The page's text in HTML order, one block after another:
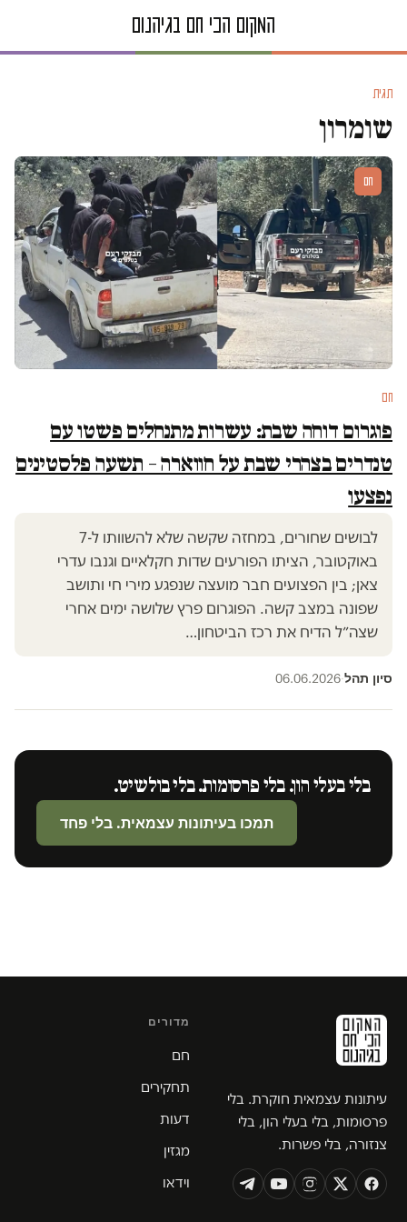
תגית
שומרון
חם
חם
פוגרום דוחה שבת: עשרות מתנחלים פשטו עם
טנדרים בצהרי שבת על חווארה – תשעה פלסטינים
נפצעו
לבושים שחורים, במחזה שקשה שלא להשוותו ל-7
באוקטובר, הציתו הפורעים שדות חקלאיים וגנבו עדרי
צאן; בין הפצועים חבר מועצה שנפגע מירי חי ותושב
שפונה במצב קשה. הפוגרום פרץ שלושה ימים אחרי
שצה״ל הדיח את רכז הביטחון…
סיון תהל·
06.06.2026
בלי בעלי הון. בלי פרסומות. בלי בולשיט.
תמכו בעיתונות עצמאית. בלי פחד
עיתונות עצמאית חוקרת. בלי
פרסומות, בלי בעלי הון, בלי
צנזורה, בלי פשרות.
מדורים
חם
תחקירים
דעות
מגזין
וידאו